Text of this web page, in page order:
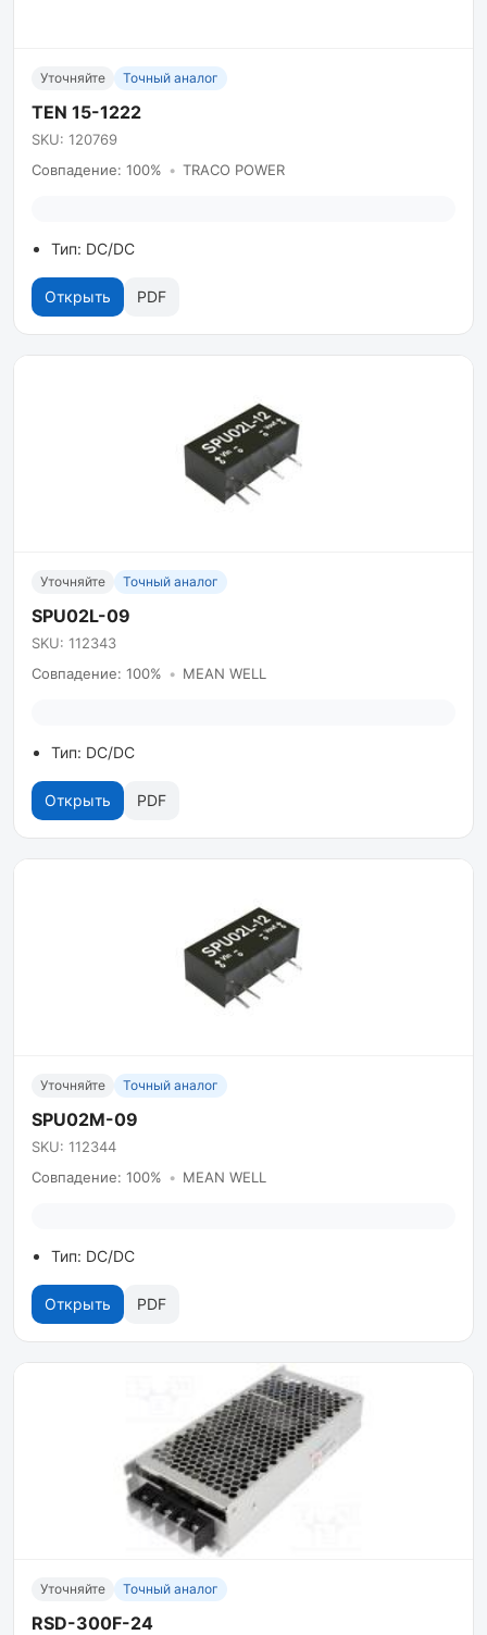
Уточняйте Точный аналог
TEN 15-1222
SKU: 120769
Совпадение: 100% • TRACO POWER
Тип: DC/DC
Открыть PDF
Уточняйте Точный аналог
SPU02L-09
SKU: 112343
Совпадение: 100% • MEAN WELL
Тип: DC/DC
Открыть PDF
Уточняйте Точный аналог
SPU02M-09
SKU: 112344
Совпадение: 100% • MEAN WELL
Тип: DC/DC
Открыть PDF
Уточняйте Точный аналог
RSD-300F-24